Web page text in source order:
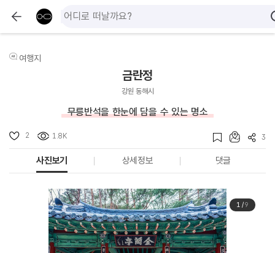
여행지
금란정
강원 동해시
무릉반석을 한눈에 담을 수 있는 명소
2 1.8K 3
사진보기 상세정보 댓글
1/9